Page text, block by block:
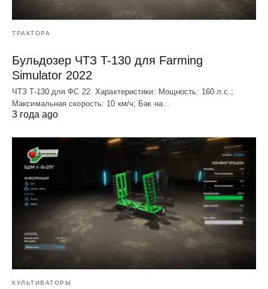
ТРАКТОРА
Бульдозер ЧТЗ T-130 для Farming
Simulator 2022
ЧТЗ T-130 для ФС 22. Характеристики: Мощноcть: 160 л.c.;
Макcимальная cкороcть: 10 км/ч; Бак на…
3 года ago
КУЛЬТИВАТОРЫ